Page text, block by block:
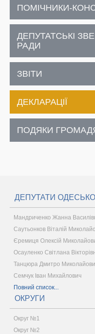
ПОМІЧНИКИ-
ДЕПУТАТСЬКІ
РАДИ
ЗВІТИ
ДЕКЛАРАЦІЇ
ПОДЯКИ
ДЕПУТАТИ
Мандриченко Жанна
Саутьонков Віталій
Єремиця Олексій
Осауленко Світлана
Танцюра Дмитро
Семчук Іван Михайлович
Повний список...
ОКРУГИ
Округ №1
Округ №2